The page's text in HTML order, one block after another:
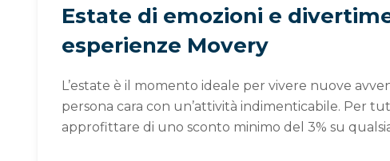
Estate di emozioni e
esperienze Movery
L’estate è il momento ideale per vivere nuove
persona cara con un’attività indimenticabile. Per
approfittare di uno sconto minimo del 3% su